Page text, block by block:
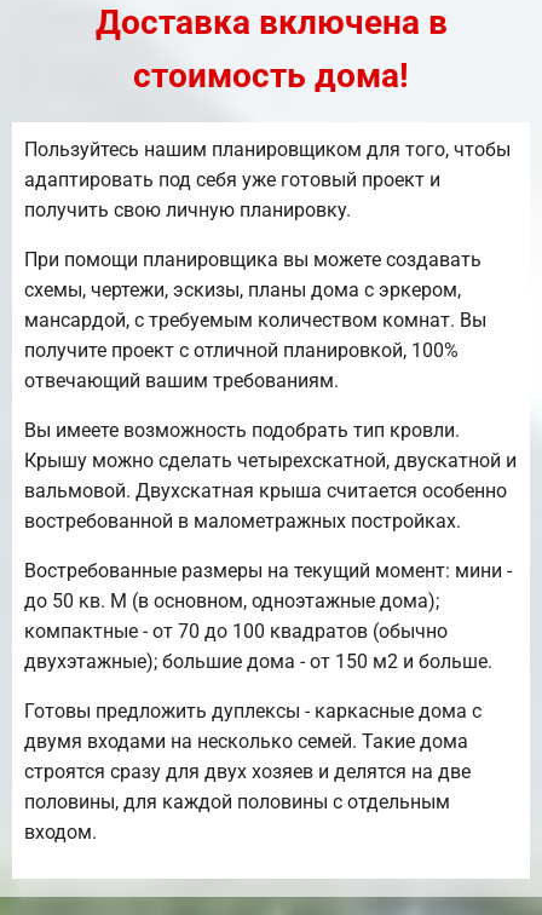
Доставка включена в
стоимость дома!
Пользуйтесь нашим планировщиком для того, чтобы
адаптировать под себя уже готовый проект и
получить свою личную планировку.
При помощи планировщика вы можете создавать
схемы, чертежи, эскизы, планы дома с эркером,
мансардой, с требуемым количеством комнат. Вы
получите проект с отличной планировкой, 100%
отвечающий вашим требованиям.
Вы имеете возможность подобрать тип кровли.
Крышу можно сделать четырехскатной, двускатной и
вальмовой. Двухскатная крыша считается особенно
востребованной в малометражных постройках.
Востребованные размеры на текущий момент: мини -
до 50 кв. М (в основном, одноэтажные дома);
компактные - от 70 до 100 квадратов (обычно
двухэтажные); большие дома - от 150 м2 и больше.
Готовы предложить дуплексы - каркасные дома с
двумя входами на несколько семей. Такие дома
строятся сразу для двух хозяев и делятся на две
половины, для каждой половины с отдельным
входом.